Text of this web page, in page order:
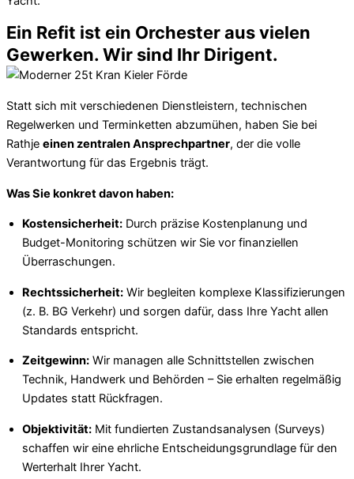
Ein Refit ist ein Orchester aus vielen
Gewerken. Wir sind Ihr Dirigent.
Statt sich mit verschiedenen Dienstleistern, technischen
Regelwerken und Terminketten abzumühen, haben Sie bei
Rathje einen zentralen Ansprechpartner, der die volle
Verantwortung für das Ergebnis trägt.
Was Sie konkret davon haben:
Kostensicherheit: Durch präzise Kostenplanung und
Budget-Monitoring schützen wir Sie vor finanziellen
Überraschungen.
Rechtssicherheit: Wir begleiten komplexe Klassifizierungen
(z. B. BG Verkehr) und sorgen dafür, dass Ihre Yacht allen
Standards entspricht.
Zeitgewinn: Wir managen alle Schnittstellen zwischen
Technik, Handwerk und Behörden – Sie erhalten regelmäßig
Updates statt Rückfragen.
Objektivität: Mit fundierten Zustandsanalysen (Surveys)
schaffen wir eine ehrliche Entscheidungsgrundlage für den
Werterhalt Ihrer Yacht.